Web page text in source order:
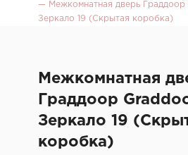
—
Межкомнатная дверь Граддоор
Зеркало 19 (Скрытая коробка)
Межкомнатная
Граддоор
Зеркало 19
коробка)